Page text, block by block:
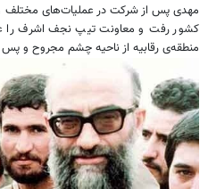
مهدی پس از شرکت در عملیات‌های مختلف
کشور رفت و معاونت تیپ نجف اشرف را
منطقه‌ی رقابیه از ناحیه چشم مجروح و پس